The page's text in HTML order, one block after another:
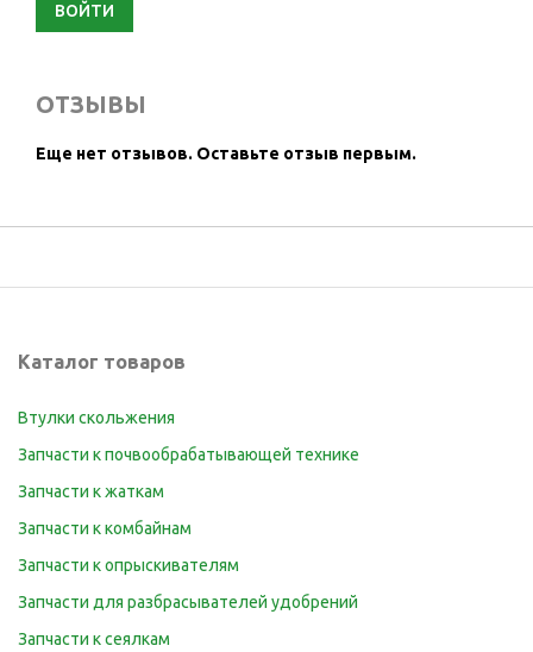
ВОЙТИ
ОТЗЫВЫ
Еще нет отзывов. Оставьте отзыв первым.
Каталог товаров
Втулки скольжения
Запчасти к почвообрабатывающей технике
Запчасти к жаткам
Запчасти к комбайнам
Запчасти к опрыскивателям
Запчасти для разбрасывателей удобрений
Запчасти к сеялкам